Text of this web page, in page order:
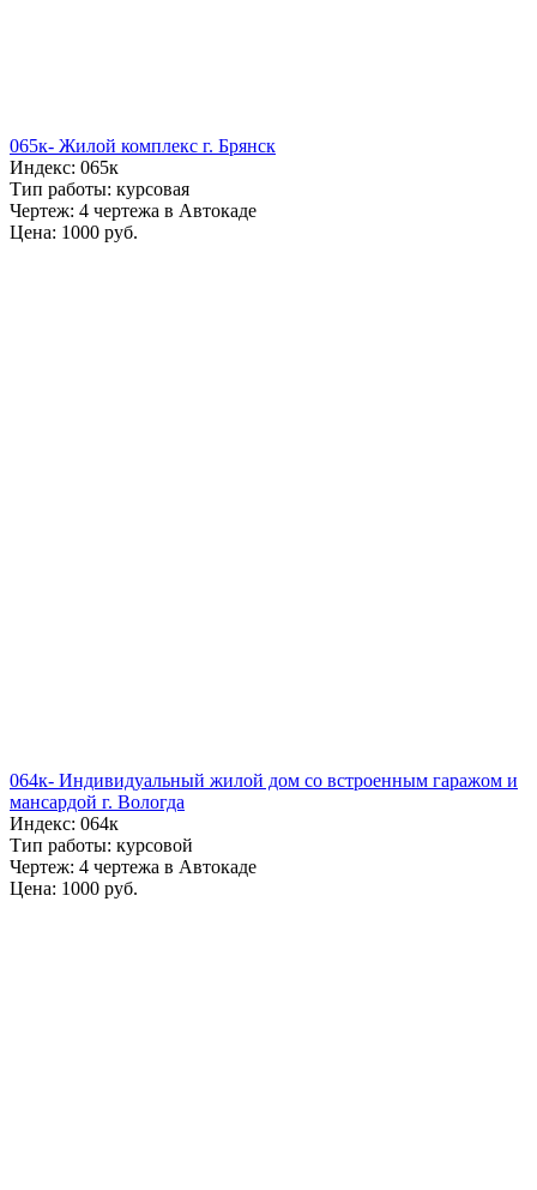
065к- Жилой комплекс г. Брянск
Индекс: 065к
Тип работы: курсовая
Чертеж: 4 чертежа в Автокаде
Цена: 1000 руб.
064к- Индивидуальный жилой дом со встроенным гаражом и
мансардой г. Вологда
Индекс: 064к
Тип работы: курсовой
Чертеж: 4 чертежа в Автокаде
Цена: 1000 руб.